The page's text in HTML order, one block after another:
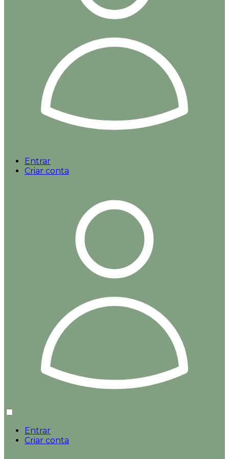
Entrar
Criar conta
Entrar
Criar conta